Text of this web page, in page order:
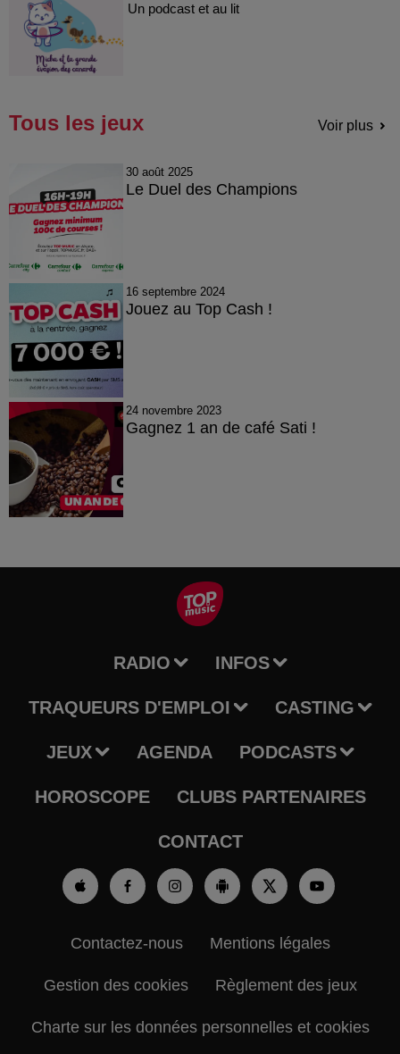
Un podcast et au lit
Tous les jeux Voir plus
30 août 2025
Le Duel des Champions
16 septembre 2024
Jouez au Top Cash !
24 novembre 2023
Gagnez 1 an de café Sati !
RADIO INFOS
TRAQUEURS D'EMPLOI CASTING
JEUX AGENDA PODCASTS
HOROSCOPE CLUBS PARTENAIRES
CONTACT
Contactez-nous Mentions légales
Gestion des cookies Règlement des jeux
Charte sur les données personnelles et cookies